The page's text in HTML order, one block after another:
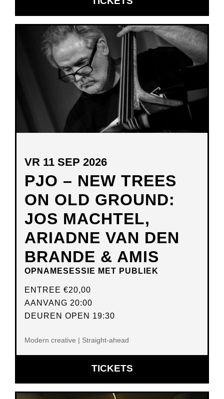
IN
NIEUW
VENSTER
PJO – NEW TREES
ON OLD GROUND:
JOS MACHTEL,
ARIADNE VAN DEN
BRANDE & AMIS
OPNAMESESSIE MET PUBLIEK
VR 11 SEP 2026
ENTREE €20,00
AANVANG 20:00
DEUREN OPEN 19:30
Modern creative | Straight-ahead
TICKETSOPENT
IN